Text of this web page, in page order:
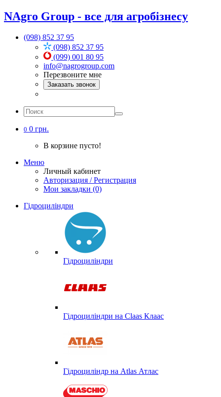
NAgro Group - все для агробізнесу
(098) 852 37 95
(098) 852 37 95
(099) 001 80 95
info@nagrogroup.com
Перезвоните мне
Заказать звонок
0 0 грн.
В корзине пусто!
Меню
Личный кабинет
Авторизация / Регистрация
Мои закладки (0)
Гідроциліндри
Гідроциліндри
Гідроциліндри на Claas Клаас
Гідроциліндр на Atlas Атлас